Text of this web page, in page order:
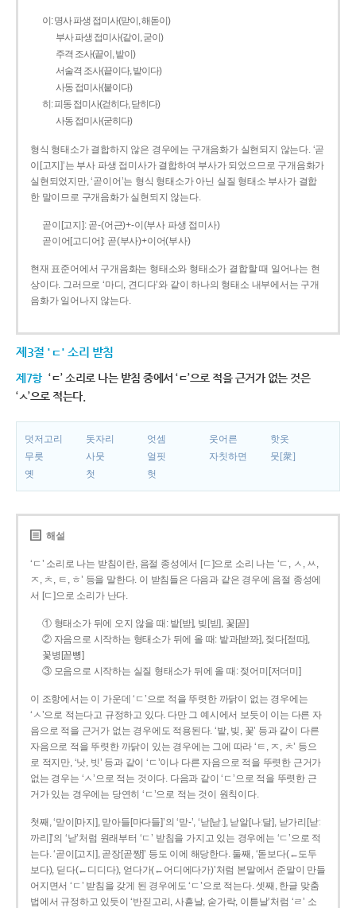
이: 명사 파생 접미사(맏이, 해돋이)
부사 파생 접미사(같이, 굳이)
주격 조사(끝이, 밭이)
서술격 조사(끝이다, 밭이다)
사동 접미사(붙이다)
히: 피동 접미사(걷히다, 닫히다)
사동 접미사(굳히다)
형식 형태소가 결합하지 않은 경우에는 구개음화가 실현되지 않는다. ‘곧
이[고지]’는 부사 파생 접미사가 결합하여 부사가 되었으므로 구개음화가
실현되었지만, ‘곧이어’는 형식 형태소가 아닌 실질 형태소 부사가 결합
한 말이므로 구개음화가 실현되지 않는다.
곧이[고지]: 곧-­(어근)+­-이(부사 파생 접미사)
곧이어[고디어]: 곧(부사)+이어(부사)
현재 표준어에서 구개음화는 형태소와 형태소가 결합할 때 일어나는 현
상이다. 그러므로 ‘마디, 견디다’와 같이 하나의 형태소 내부에서는 구개
음화가 일어나지 않는다.
제3절 'ㄷ' 소리 받침
제7항 ‘ㄷ’ 소리로 나는 받침 중에서 ‘ㄷ’으로 적을 근거가 없는 것은
‘ㅅ’으로 적는다.
덧저고리 돗자리 엇셈 웃어른
핫옷
무릇
사뭇 얼핏 자칫하면
뭇[衆]
옛
첫 헛
해설
‘ㄷ’ 소리로 나는 받침이란, 음절 종성에서 [ㄷ]으로 소리 나는 ‘ㄷ, ㅅ, ㅆ,
ㅈ, ㅊ, ㅌ, ㅎ’ 등을 말한다. 이 받침들은 다음과 같은 경우에 음절 종성에
서 [ㄷ]으로 소리가 난다.
① 형태소가 뒤에 오지 않을 때: 밭[받], 빚[빋], 꽃[꼳]
② 자음으로 시작하는 형태소가 뒤에 올 때: 밭과[받꽈], 젖다[젇따],
꽃병[꼳뼝]
③ 모음으로 시작하는 실질 형태소가 뒤에 올 때: 젖어미[저더미]
이 조항에서는 이 가운데 ‘ㄷ’으로 적을 뚜렷한 까닭이 없는 경우에는
‘ㅅ’으로 적는다고 규정하고 있다. 다만 그 예시에서 보듯이 이는 다른 자
음으로 적을 근거가 없는 경우에도 적용된다. ‘밭, 빚, 꽃’ 등과 같이 다른
자음으로 적을 뚜렷한 까닭이 있는 경우에는 그에 따라 ‘ㅌ, ㅈ, ㅊ’ 등으
로 적지만, ‘낫, 빗’ 등과 같이 ‘ㄷ’이나 다른 자음으로 적을 뚜렷한 근거가
없는 경우는 ‘ㅅ’으로 적는 것이다. 다음과 같이 ‘ㄷ’으로 적을 뚜렷한 근
거가 있는 경우에는 당연히 ‘ㄷ’으로 적는 것이 원칙이다.
첫째, ‘맏이[마지], 맏아들[마다들]’의 ‘맏-’, ‘낟[낟ː], 낟알[나ː달], 낟가리[낟ː
까리]’의 ‘낟’처럼 원래부터 ‘ㄷ’ 받침을 가지고 있는 경우에는 ‘ㄷ’으로 적
는다. ‘곧이[고지], 곧장[곧짱]’ 등도 이에 해당한다. 둘째, ‘돋보다(←도두
보다), 딛다(←디디다), 얻다가(←어디에다가)’처럼 본말에서 준말이 만들
어지면서 ‘ㄷ’ 받침을 갖게 된 경우에도 ‘ㄷ’으로 적는다. 셋째, 한글 맞춤
법에서 규정하고 있듯이 ‘반짇고리, 사흗날, 숟가락, 이튿날’처럼 ‘ㄹ’ 소